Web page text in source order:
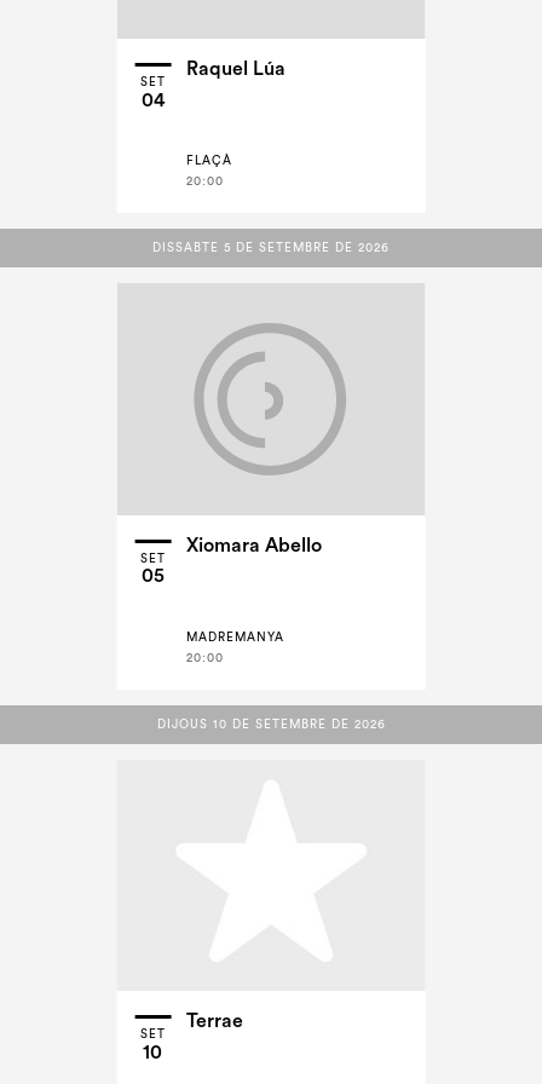
SET
04
Raquel Lúa
FLAÇÀ
20:00
DISSABTE 5 DE SETEMBRE DE 2026
DISSABTE 5 DE SETEMBRE DE 2026
SET
05
Xiomara Abello
MADREMANYA
20:00
DIJOUS 10 DE SETEMBRE DE 2026
DIJOUS 10 DE SETEMBRE DE 2026
SET
10
Terrae